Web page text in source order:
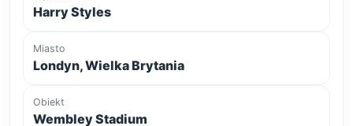
Harry Styles
Miasto
Londyn, Wielka Brytania
Obiekt
Wembley Stadium